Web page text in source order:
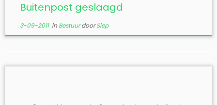
Buitenpost geslaagd
3-09-2011in BestuurdoorSiep